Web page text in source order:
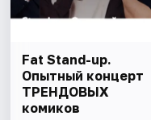
Fat Stand-up.
Опытный концерт
ТРЕНДОВЫХ
комиков